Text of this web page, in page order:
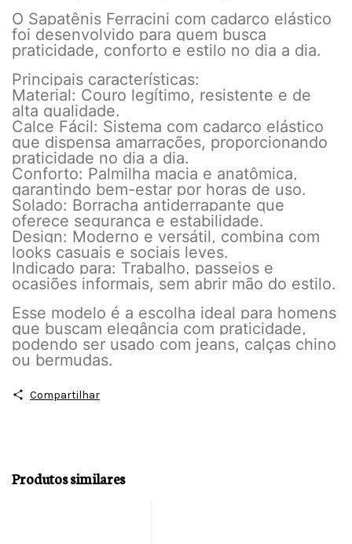
O Sapatênis Ferracini com cadarço elástico
foi desenvolvido para quem busca
praticidade, conforto e estilo no dia a dia.
Principais características:
Material: Couro legítimo, resistente e de
alta qualidade.
Calce Fácil: Sistema com cadarço elástico
que dispensa amarrações, proporcionando
praticidade no dia a dia.
Conforto: Palmilha macia e anatômica,
garantindo bem-estar por horas de uso.
Solado: Borracha antiderrapante que
oferece segurança e estabilidade.
Design: Moderno e versátil, combina com
looks casuais e sociais leves.
Indicado para: Trabalho, passeios e
ocasiões informais, sem abrir mão do estilo.
Esse modelo é a escolha ideal para homens
que buscam elegância com praticidade,
podendo ser usado com jeans, calças chino
ou bermudas.
Compartilhar
Produtos similares